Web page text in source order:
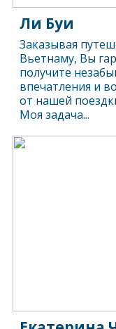
Ли Буи
Заказывая
Вьетнаму, Вы
получите
впечатления и
от нашей
Моя задача...